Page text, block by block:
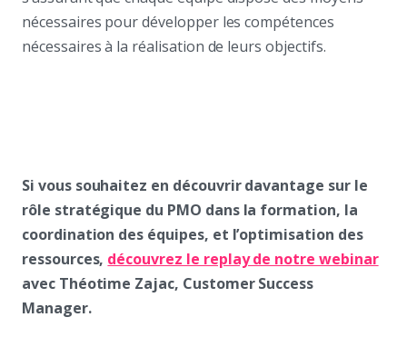
nécessaires pour développer les compétences
nécessaires à la réalisation de leurs objectifs.
Si vous souhaitez en découvrir davantage sur le
rôle stratégique du PMO dans la formation, la
coordination des équipes, et l’optimisation des
ressources, découvrez le replay de notre webinar
avec Théotime Zajac, Customer Success
Manager.